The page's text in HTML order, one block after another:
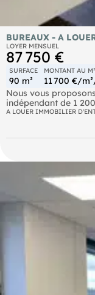
BUREAUX - A
LOYER MENSUEL
87 750 €
SURFACE
90 m²
MONTANT AU M²
11 700 €/
Nous vous
indépendant de 1
parfait état -
surface de bureaux
état - Equipements
Aéroport Aéroport
e-Premium (Bornes
A LOUER IMMOBILIER